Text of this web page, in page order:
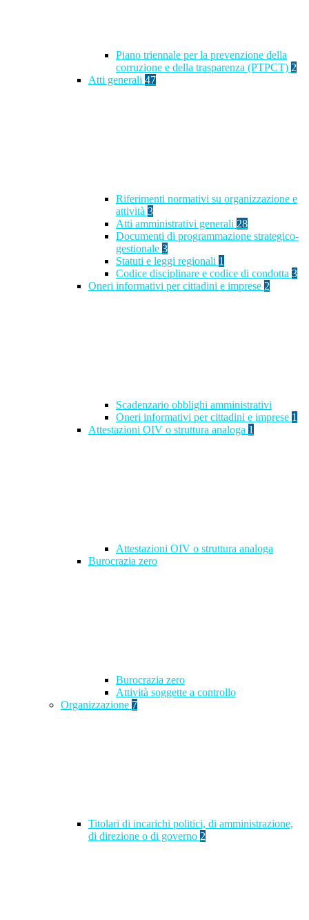
Piano triennale per la prevenzione della
corruzione e della trasparenza (PTPCT) 2
Atti generali 47
Riferimenti normativi su organizzazione e
attività 3
Atti amministrativi generali 28
Documenti di programmazione strategico-
gestionale 3
Statuti e leggi regionali 1
Codice disciplinare e codice di condotta 3
Oneri informativi per cittadini e imprese 2
Scadenzario obblighi amministrativi
Oneri informativi per cittadini e imprese 1
Attestazioni OIV o struttura analoga 1
Attestazioni OIV o struttura analoga
Burocrazia zero
Burocrazia zero
Attività soggette a controllo
Organizzazione 7
Titolari di incarichi politici, di amministrazione,
di direzione o di governo 2